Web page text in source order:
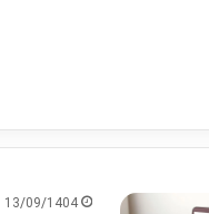
13/09/1404